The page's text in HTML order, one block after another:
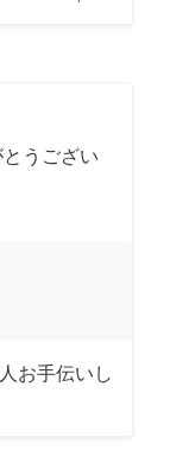
うござい
お手伝いし